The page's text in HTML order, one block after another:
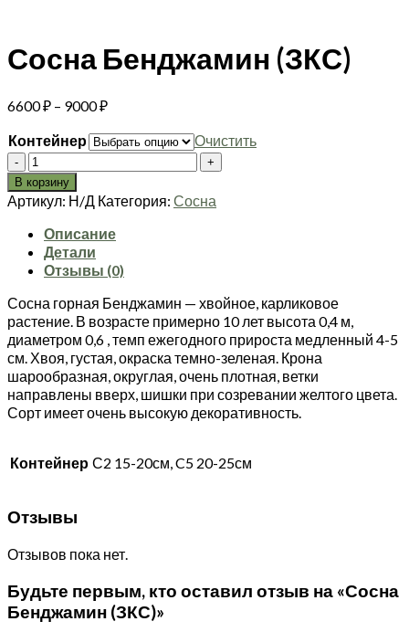
Сосна Бенджамин (ЗКС)
6600₽ – 9000₽Диапазон
6600 ₽
Контейнер
Очистить
Количество
товара
Сосна
Бенджамин
(ЗКС)
В корзину
Артикул: Н/Д Категория: Сосна
Описание
Детали
Отзывы (0)
Сосна горная Бенджамин — хвойное, карликовое
растение. В возрасте примерно 10 лет высота 0,4 м,
диаметром 0,6 , темп ежегодного прироста медленный 4-5
см. Хвоя, густая, окраска темно-зеленая. Крона
шарообразная, округлая, очень плотная, ветки
направлены вверх, шишки при созревании желтого цвета.
Сорт имеет очень высокую декоративность.
Контейнер С2 15-20см, C5 20-25см
Отзывы
Отзывов пока нет.
Будьте первым, кто оставил отзыв на «Сосна
Бенджамин (ЗКС)»